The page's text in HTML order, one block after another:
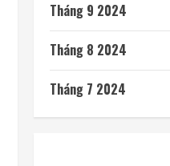
Tháng 9 2024
Tháng 8 2024
Tháng 7 2024